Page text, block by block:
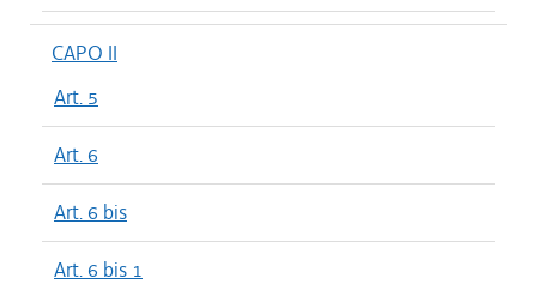
CAPO II
Art. 5
Art. 6
Art. 6 bis
Art. 6 bis 1